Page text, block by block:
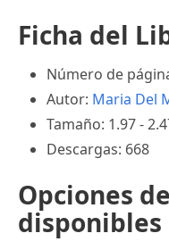
Ficha del
Número de
Autor: Maria Del
Tamaño: 1.97 -
Descargas: 668
Opciones
disponibles